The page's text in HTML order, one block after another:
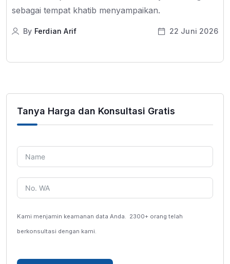
sebagai tempat khatib menyampaikan.
By Ferdian Arif 22 Juni 2026
Tanya Harga dan Konsultasi Gratis
Kami menjamin keamanan data Anda. 2300+ orang telah
berkonsultasi dengan kami.